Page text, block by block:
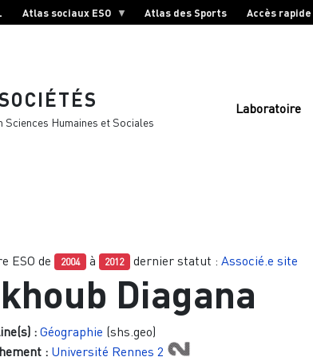
Atlas sociaux ESO Atlas des Sports Accès rapide
Humaines et Sociales
Laboratoire
ESO de 2004 à 2012 dernier statut :Associé.e site
Diagana
: Géographie (shs.geo)
: Université Rennes 2